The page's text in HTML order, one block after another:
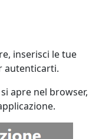
inserisci le tue
autenticarti.
apre nel browser,